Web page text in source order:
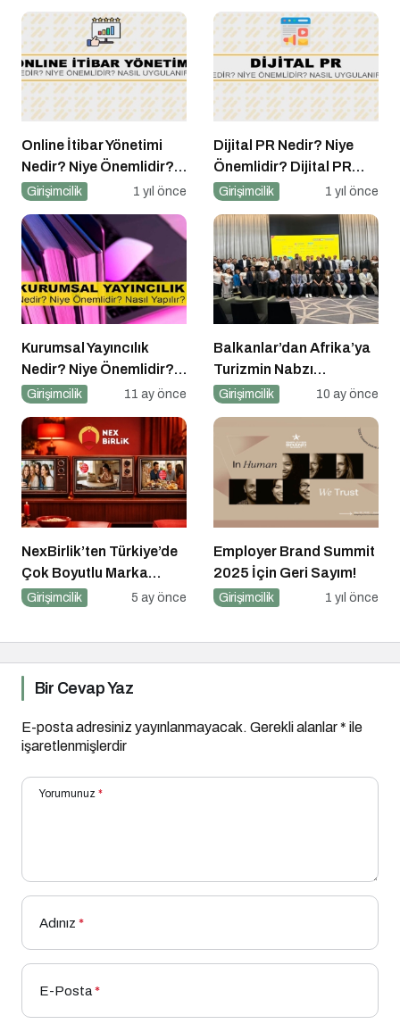
Online İtibar Yönetimi
Nedir? Niye Önemlidir?
Online İtibar Yönetimi
Girişimcilik 1 yıl önce
Dijital PR Nedir? Niye
Önemlidir? Dijital PR
Nasıl Uygulanır?
Girişimcilik 1 yıl önce
Kurumsal Yayıncılık
Nedir? Niye Önemlidir?
Kurumsal Yayıncılık Nasıl
Girişimcilik 11 ay önce
Balkanlar’dan Afrika’ya
Turizmin Nabzı
Uzakrota Dubai’de Attı
Girişimcilik 10 ay önce
NexBirlik’ten Türkiye’de
Çok Boyutlu Marka
Hamlesi
Girişimcilik 5 ay önce
Employer Brand Summit
2025 İçin Geri Sayım!
Girişimcilik 1 yıl önce
Bir Cevap Yaz
E-posta adresiniz yayınlanmayacak. Gerekli alanlar* ile
işaretlenmişlerdir
Yorumunuz *
Adınız *
E-Posta*